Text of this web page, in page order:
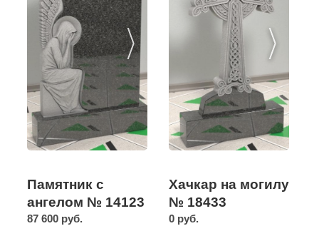
Памятник с
ангелом № 14123
87 600 руб.
Хачкар на могилу
№ 18433
0 руб.